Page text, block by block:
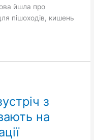
йшла про
пішоходів, кишень
з
на